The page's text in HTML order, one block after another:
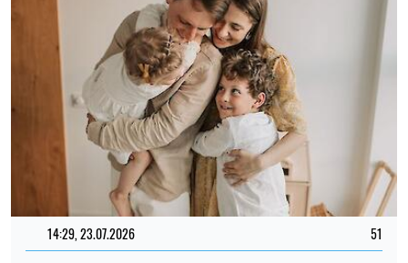
14:29, 23.07.2026 51